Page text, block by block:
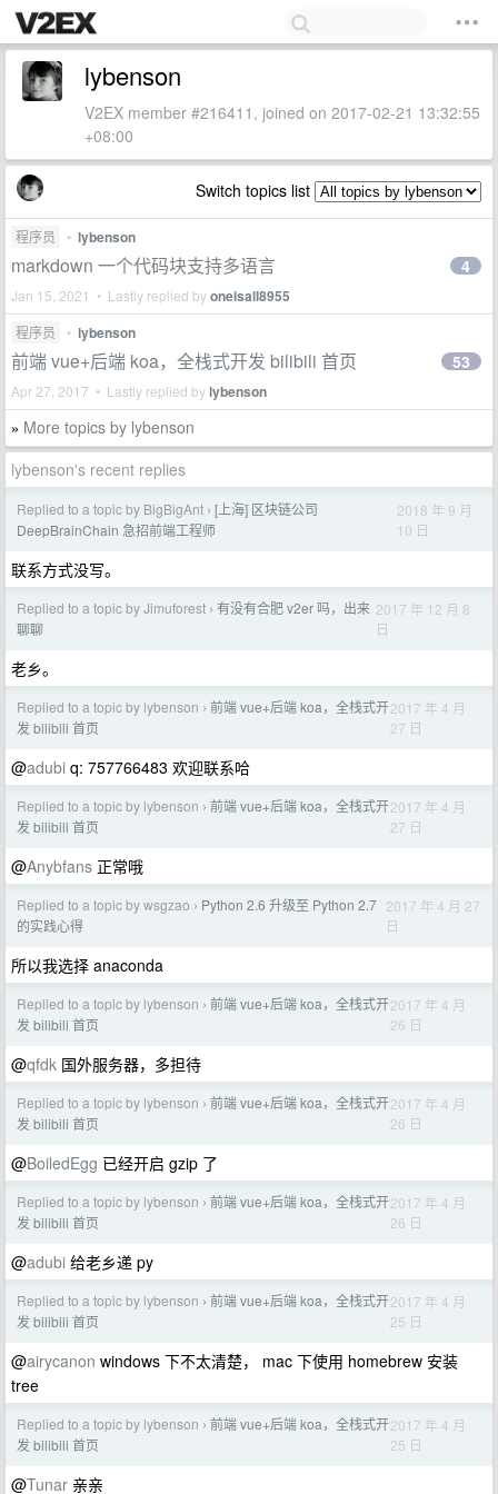
lybenson
V2EX member #216411, joined on 2017-02-21 13:32:55
+08:00
Switch topics list
程序员 • lybenson
markdown 一个代码块支持多语言
Jan 15, 2021 • Lastly replied byoneisall8955
4
程序员 • lybenson
前端 vue+后端 koa，全栈式开发 bilibili 首页
Apr 27, 2017 • Lastly replied bylybenson
53
» More topics by lybenson
lybenson's recent replies
Replied to a topic by BigBigAnt › [上海] 区块链公司
DeepBrainChain 急招前端工程师
2018 年 9 月
10 日
联系方式没写。
Replied to a topic by Jimuforest › 有没有合肥 v2er 吗，出来
聊聊
2017 年 12 月 8
日
老乡。
Replied to a topic by lybenson › 前端 vue+后端 koa，全栈式开
发 bilibili 首页
2017 年 4 月
27 日
@adubi q: 757766483 欢迎联系哈
Replied to a topic by lybenson › 前端 vue+后端 koa，全栈式开
发 bilibili 首页
2017 年 4 月
27 日
@Anybfans 正常哦
Replied to a topic by wsgzao › Python 2.6 升级至 Python 2.7
的实践心得
2017 年 4 月 27
日
所以我选择 anaconda
Replied to a topic by lybenson › 前端 vue+后端 koa，全栈式开
发 bilibili 首页
2017 年 4 月
26 日
@qfdk 国外服务器，多担待
Replied to a topic by lybenson › 前端 vue+后端 koa，全栈式开
发 bilibili 首页
2017 年 4 月
26 日
@BoiledEgg 已经开启 gzip 了
Replied to a topic by lybenson › 前端 vue+后端 koa，全栈式开
发 bilibili 首页
2017 年 4 月
26 日
@adubi 给老乡递 py
Replied to a topic by lybenson › 前端 vue+后端 koa，全栈式开
发 bilibili 首页
2017 年 4 月
25 日
@airycanon windows 下不太清楚， mac 下使用 homebrew 安装
tree
Replied to a topic by lybenson › 前端 vue+后端 koa，全栈式开
发 bilibili 首页
2017 年 4 月
25 日
@Tunar 亲亲